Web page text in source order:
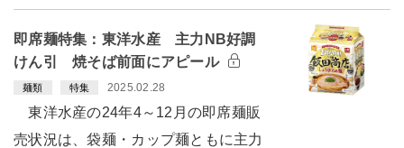
即席麺特集：東洋水産 主力NB好調
けん引 焼そば前面にアピール
麺類 特集 2025.02.28
東洋水産の24年4～12月の即席麺販
売状況は、袋麺・カップ麺ともに主力